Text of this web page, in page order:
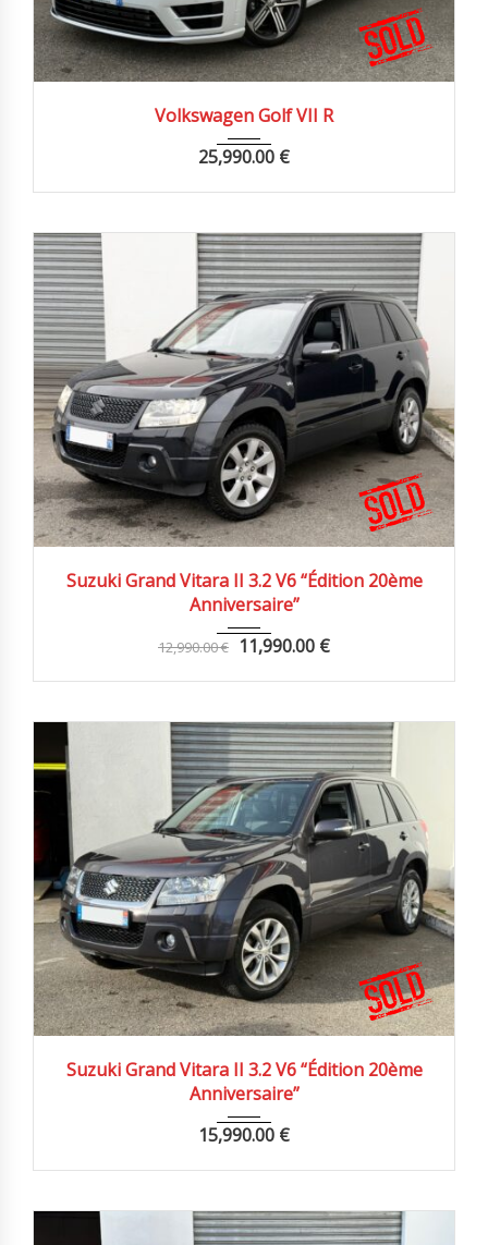
Volkswagen Golf VII R
25,990.00 €
Suzuki Grand Vitara II 3.2 V6 “Édition 20ème
Anniversaire”
12,990.00€ 11,990.00 €
93500 km
Suzuki Grand Vitara II 3.2 V6 “Édition 20ème
Anniversaire”
15,990.00 €